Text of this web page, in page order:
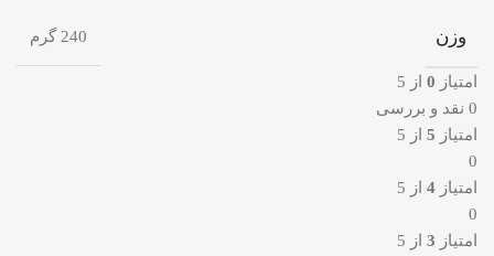
وزن 240 گرم
امتیاز 0 از 5
0 نقد و بررسی
امتیاز 5 از 5
0
امتیاز 4 از 5
0
امتیاز 3 از 5